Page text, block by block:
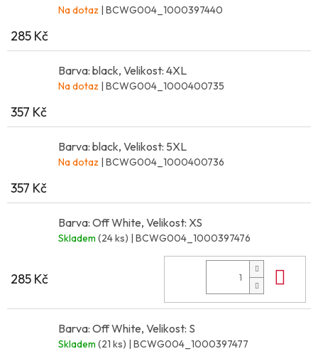
Na dotaz | BCWG004_1000397440
285 Kč
Barva: black, Velikost: 4XL
Na dotaz | BCWG004_1000400735
357 Kč
Barva: black, Velikost: 5XL
Na dotaz | BCWG004_1000400736
357 Kč
Barva: Off White, Velikost: XS
Skladem (24 ks) | BCWG004_1000397476
285 Kč
Barva: Off White, Velikost: S
Skladem (21 ks) | BCWG004_1000397477